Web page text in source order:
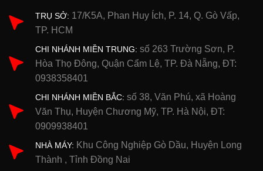
TRỤ SỞ: 17/K5A, Phan Huy Ích, P. 14, Q. Gò Vấp,
TP. HCM
CHI NHÁNH MIỀN TRUNG: số 263 Trường Sơn, P.
Hòa Thọ Đông, Quận Cẩm Lệ, TP. Đà Nẵng, ĐT:
0938358401
CHI NHÁNH MIỀN BẮC: số 38, Văn Phú, xã Hoàng
Văn Thụ, Huyện Chương Mỹ, TP. Hà Nội, ĐT:
0909938401
NHÀ MÁY: Khu Công Nghiệp Gò Dầu, Huyện Long
Thành , Tỉnh Đồng Nai